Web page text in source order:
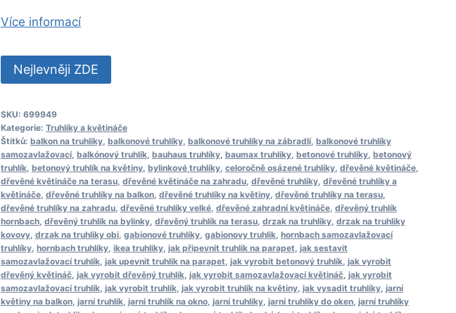
Více informací
Nejlevněji ZDE
SKU: 699949
Kategorie: Truhlíky a květináče
Štítků: balkon na truhliky, balkonové truhlíky, balkonové truhlíky na zábradlí, balkonové truhlíky
samozavlažovací, balkónový truhlík, bauhaus truhlíky, baumax truhliky, betonové truhlíky, betonový
truhlík, betonový truhlík na květiny, bylinkové truhlíky, celoročně osázené truhlíky, dřevěné květináče,
dřevěné květináče na terasu, dřevěné květináče na zahradu, dřevěné truhlíky, dřevěné truhlíky a
květináče, dřevěné truhlíky na balkon, dřevěné truhlíky na květiny, dřevěné truhlíky na terasu,
dřevěné truhlíky na zahradu, dřevěné truhlíky velké, dřevěné zahradní květináče, dřevěný truhlík
hornbach, dřevěný truhlík na bylinky, dřevěný truhlík na terasu, drzak na truhliky, drzak na truhliky
kovovy, drzak na truhliky obi, gabionové truhlíky, gabionovy truhlik, hornbach samozavlažovací
truhlíky, hornbach truhlíky, ikea truhliky, jak připevnit truhlík na parapet jak sestavit
samozavlažovací truhlík, jak upevnit truhlík na parapet jak vyrobit betonový truhlík, jak vyrobit
dřevěný květináč, jak vyrobit dřevěný truhlík, jak vyrobit samozavlažovací květináč, jak vyrobit
samozavlažovací truhlík, jak vyrobit truhlík, jak vyrobit truhlík na květiny, jak vysadit truhlíky, jarní
květiny na balkon, jarní truhlík, jarni truhlík na okno, jarní truhlíky, jarní truhlíky do oken, jarní truhlíky